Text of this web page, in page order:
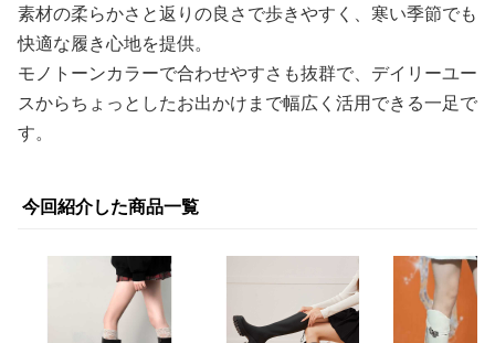
素材の柔らかさと返りの良さで歩きやすく、寒い季節でも
快適な履き心地を提供。
モノトーンカラーで合わせやすさも抜群で、デイリーユー
スからちょっとしたお出かけまで幅広く活用できる一足で
す。
今回紹介した商品一覧